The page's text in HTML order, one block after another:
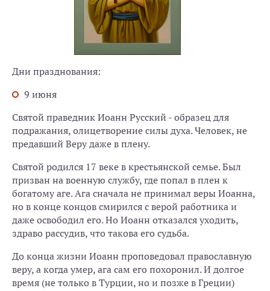
Дни празднования:
9 июня
Святой праведник Иоанн Русский - образец для
подражания, олицетворение силы духа. Человек, не
предавший Веру даже в плену.
Святой родился 17 веке в крестьянской семье. Был
призван на военную службу, где попал в плен к
богатому аге. Ага сначала не принимал веры Иоанна,
но в конце концов смирился с верой работника и
даже освободил его. Но Иоанн отказался уходить,
здраво рассудив, что такова его судьба.
До конца жизни Иоанн проповедовал православную
веру, а когда умер, ага сам его похоронил. И долгое
время (не только в Турции, но и позже в Греции)